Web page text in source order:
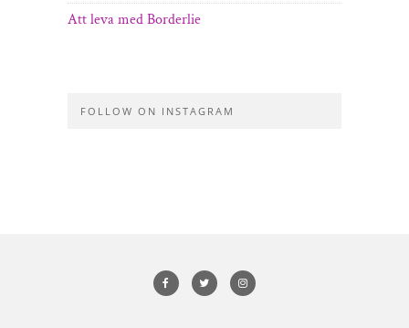
Att leva med Borderlie
FOLLOW ON INSTAGRAM